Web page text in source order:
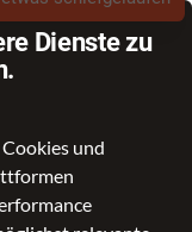
Dienste zu
und
& Lifestyle